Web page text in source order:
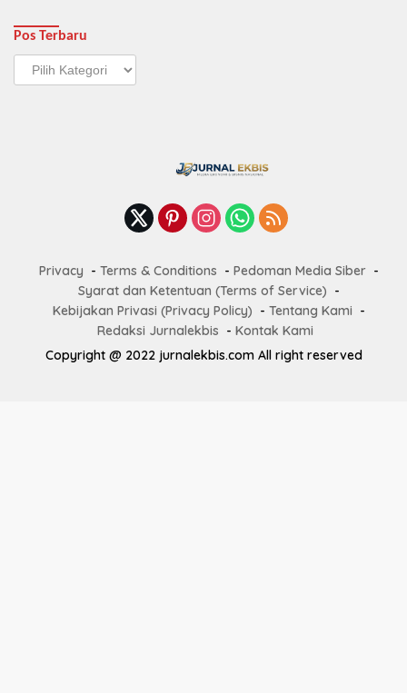
Pos Terbaru
Pos
Terbaru
Privacy Terms & Conditions
Pedoman Media Siber
Syarat dan Ketentuan (Terms of Service)
Kebijakan Privasi (Privacy Policy)
Tentang Kami
Redaksi Jurnalekbis
Kontak Kami
Copyright @ 2022 jurnalekbis.com All right reserved